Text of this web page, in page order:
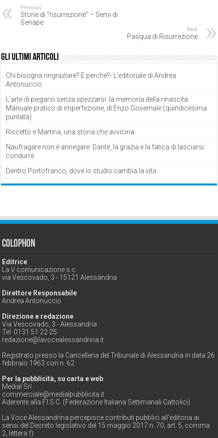
Previous
Storie di “risurrezione” – Semi di
Senape
Next
Pasqua di Risurrezione
Gli ultimi articoli
Chi bisogna ringraziare? E perché?- L’editoriale di Andrea
Antonuccio
L’arte di piegarsi senza spezzarsi: la memoria della rinascita.
Manuale pratico di imperfezione, di Enzo Governale (quindicesima
puntata)
Riccetto e Martina, una storia che avvicina
Naufragare non è annegare: Dante, la grazia e la fatica di lasciarsi
condurre
Dentro Portofranco, dove lo studio cambia la vita
Colophon
Editrice
La V comunicazione s.c.
via Vescovado, 3 - 15121 Alessandria
Direttore Responsabile
Andrea Antonuccio
Direzione e redazione
Via Vescovado, 3 - Alessandria
Tel. 0131 51 22 25
redazione@lavocealessandrina.it
Registrato presso la Cancelleria del Tribunale di Alessandria in data 26
febbraio 1963 con n. 62
Per la pubblicità, su carta e web
Medial Srl
commerciale@medialpubblicita.it
Aderente alla F.I.S.C. (Federazione Italiana Settimanali Cattolici)
La Voce Alessandrina percepisce contributi pubblici all'editoria ai
sensi del Decreto legislativo del 15 maggio 2017 n. 70, art. 5, comma
2, lettera f)